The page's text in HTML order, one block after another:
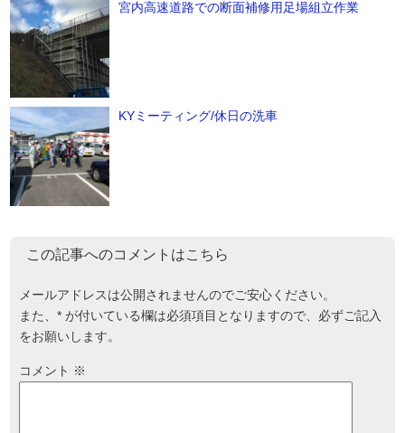
宮内高速道路での断面補修用足場組立作業
KYミーティング/休日の洗車
この記事へのコメントはこちら
メールアドレスは公開されませんのでご安心ください。
また、* が付いている欄は必須項目となりますので、必ずご記入
をお願いします。
コメント ※